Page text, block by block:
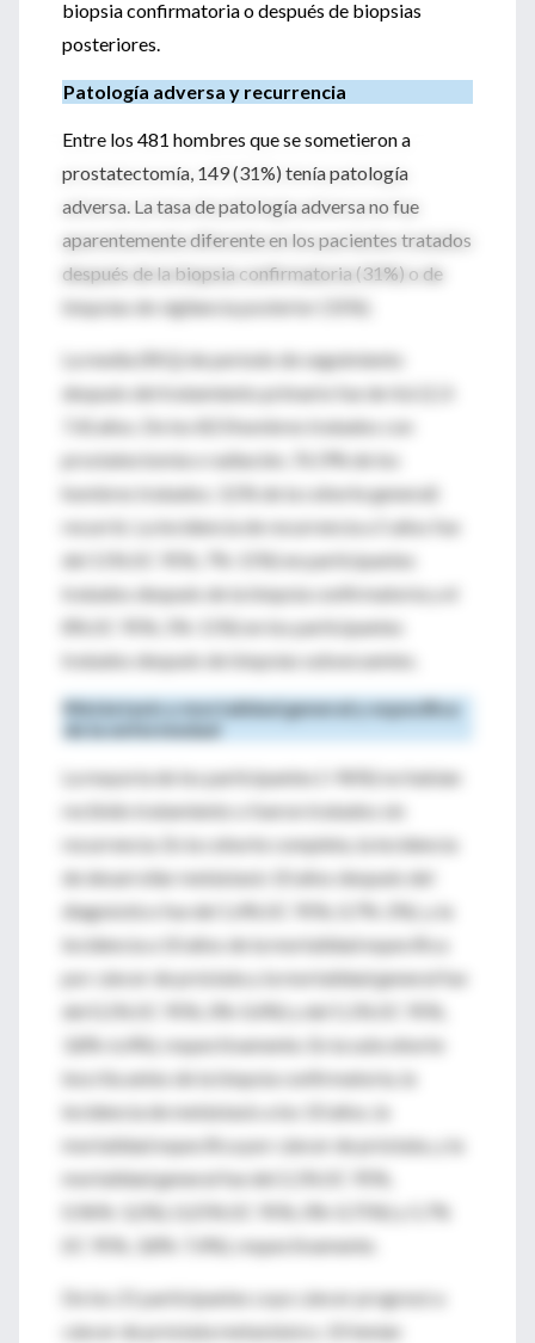
biopsia confirmatoria o después de biopsias
posteriores.
Patología adversa y recurrencia
Entre los 481 hombres que se sometieron a
prostatectomía, 149 (31%) tenía patología
adversa. La tasa de patología adversa no fue
aparentemente diferente en los pacientes tratados
después de la biopsia confirmatoria (31%) o de
biopsias de vigilancia posterior (31%).
La media (RIQ) de período de seguimiento
después del tratamiento primario fue de 4,6 (2,3-
7,4) años. De los 823 hombres tratados con
prostatectomía o radiación, 76 (9% de los
hombres tratados; 3,5% de la cohorte general)
recurrió. La incidencia de recurrencia a 5 años fue
del 11% (IC 95%, 7%-15%) en participantes
tratados después de la biopsia confirmatoria y el
8% (IC 95%, 5%-11%) en los participantes
tratados después de biopsias subsecuentes.
Metástasis y mortalidad general y específica
La mayoría de los participantes (>96%) no habían
recibido tratamiento o fueron tratados sin
recurrencia. En la cohorte completa, la incidencia
de desarrollar metástasis 10 años después del
diagnóstico fue del 1,4% (IC 95%, 0,7%-2%), y la
incidencia a 10 años de la mortalidad específica
por cáncer de próstata y la mortalidad general fue
del 0,1% (IC 95%, 0%-0,4%) y del 5,1% (IC 95%,
3,8%-6,4%), respectivamente. En la subcohorte
inscrita antes de la biopsia confirmatoria, la
incidencia de metástasis a los 10 años, la
mortalidad específica por cáncer de próstata, y la
mortalidad general fue del 2,1% (IC 95%,
0,96%-3,2%), 0,25% (IC 95%, 0%-0,75%) y 5,7%
(IC 95%, 3,8%-7,4%), respectivamente.
De los 21 participantes cuyo cáncer progresó a
cáncer de próstata metastásico, 10 tenían